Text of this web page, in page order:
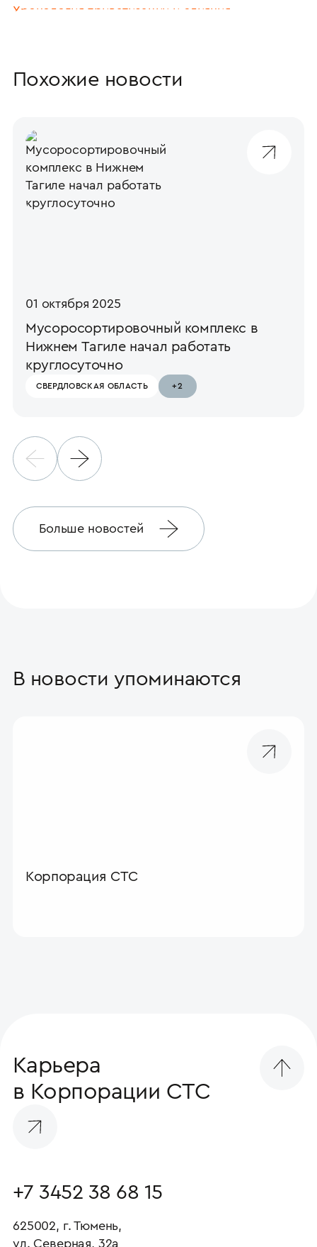
Хронология приватизации и слияния
Похожие новости
01 октября 2025
Мусоросортировочный комплекс в
Нижнем Тагиле начал работать
круглосуточно
СВЕРДЛОВСКАЯ ОБЛАСТЬ +2
Больше новостей
В новости упоминаются
Корпорация СТС
Карьера
в Корпорации СТС
+7 3452 38 68 15
625002, г. Тюмень,
ул. Северная, 32а